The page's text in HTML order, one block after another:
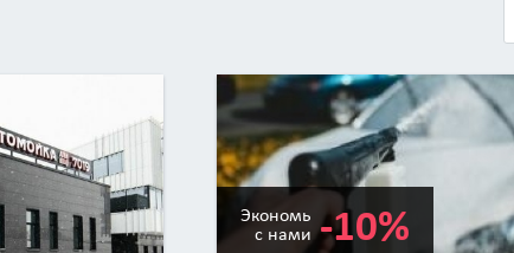
Экономь
с нами -10%